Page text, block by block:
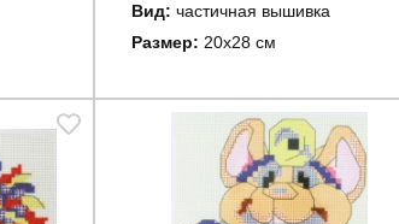
Вид: частичная вышивка
Размер: 20х28 см